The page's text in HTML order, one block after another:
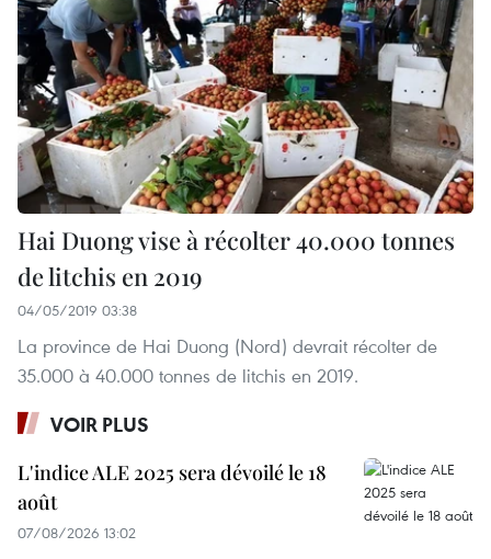
Hai Duong vise à récolter 40.000 tonnes
de litchis en 2019
04/05/2019 03:38
La province de Hai Duong (Nord) devrait récolter de
35.000 à 40.000 tonnes de litchis en 2019.
VOIR PLUS
L'indice ALE 2025 sera dévoilé le 18
août
07/08/2026 13:02